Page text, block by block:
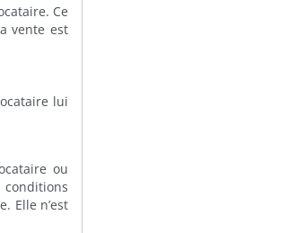
Ce
vente est
lui
ou
Elle n’est